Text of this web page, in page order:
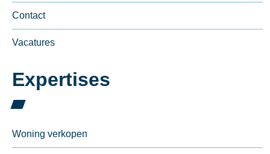
Contact
Vacatures
Expertises
Woning verkopen